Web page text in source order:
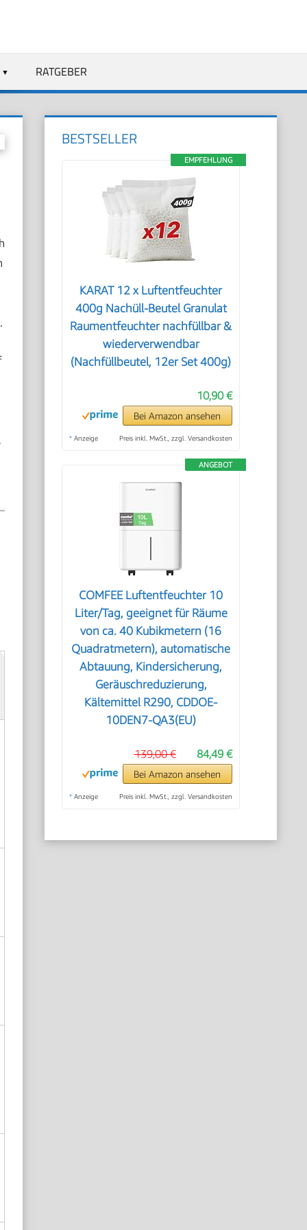
RATGEBER
BESTSELLER
EMPFEHLUNG
KARAT 12 x Luftentfeuchter
400g Nachüll-Beutel Granulat
Raumentfeuchter nachfüllbar &
wiederverwendbar
(Nachfüllbeutel, 12er Set 400g)
10,90 €
Bei Amazon ansehen
* Anzeige Preis inkl. MwSt., zzgl. Versandkosten
ANGEBOT
COMFEE Luftentfeuchter 10
Liter/Tag, geeignet für Räume
von ca. 40 Kubikmetern (16
Quadratmetern), automatische
Abtauung, Kindersicherung,
Geräuschreduzierung,
Kältemittel R290, CDDOE-
10DEN7-QA3(EU)
84,49 €
139,00 €
Bei Amazon ansehen
* Anzeige Preis inkl. MwSt., zzgl. Versandkosten